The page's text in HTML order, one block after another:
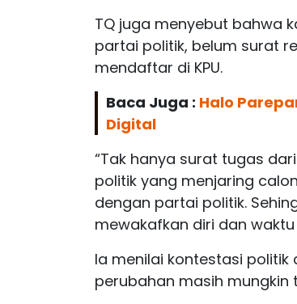
TQ juga menyebut bahwa
partai politik, belum surat
mendaftar di KPU.
Baca Juga : Halo
Digital
“Tak hanya surat tugas
politik yang menjaring
dengan partai politik.
mewakafkan diri dan
Ia menilai kontestasi
perubahan masih mungkin